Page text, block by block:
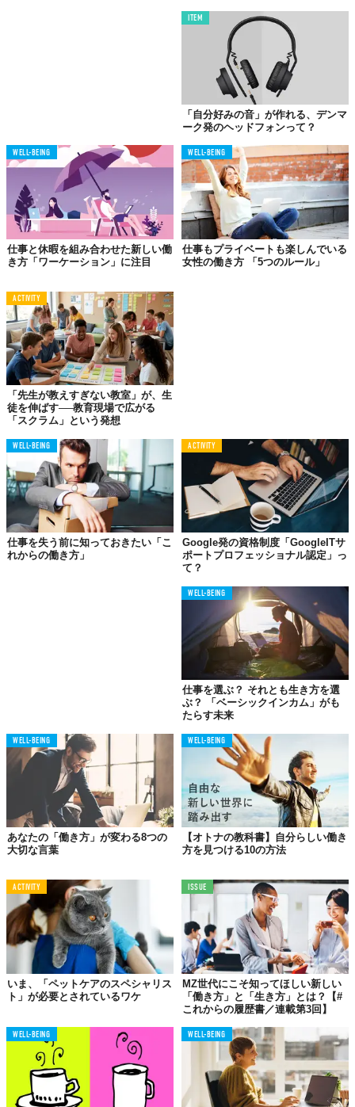
【参加方法】事前予約制 （空きがある場合は当日受付も可
Top image: ©JR西日本SC開発株式会社
TABI LABO
ITEM
「自分好みの音」が作れる、デンマ
ーク発のヘッドフォンって？
WELL-BEING
仕事と休暇を組み合わせた新しい働
き方「ワーケーション」に注目
WELL-BEING
仕事もプライベートも楽しんでいる
女性の働き方 「5つのルール」
ACTIVITY
「先生が教えすぎない教室」が、生
徒を伸ばす──教育現場で広がる
「スクラム」という発想
WELL-BEING
仕事を失う前に知っておきたい「こ
れからの働き方」
ACTIVITY
Google発の資格制度「GoogleITサ
ポートプロフェッショナル認定」っ
て？
WELL-BEING
仕事を選ぶ？ それとも生き方を選
ぶ？ 「ベーシックインカム」がも
たらす未来
WELL-BEING
あなたの「働き方」が変わる8つの
大切な言葉
WELL-BEING
【オトナの教科書】自分らしい働き
方を見つける10の方法
ACTIVITY
いま、「ペットケアのスペシャリス
ト」が必要とされているワケ
ISSUE
MZ世代にこそ知ってほしい新しい
「働き方」と「生き方」とは？【#
これからの履歴書／連載第3回】
WELL-BEING WELL-BEING